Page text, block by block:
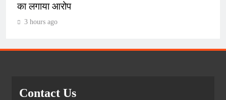
का लगाया आरोप
3 hours ago
Contact Us